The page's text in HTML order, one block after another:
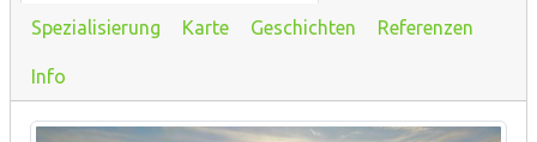
Spezialisierung Karte Geschichten Referenzen
Info